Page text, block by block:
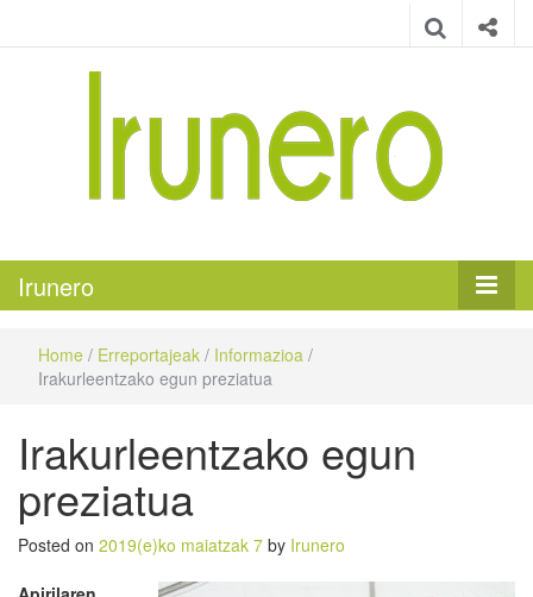
Irunero
Home / Erreportajeak / Informazioa /
Irakurleentzako egun preziatua
Irakurleentzako egun
preziatua
Posted on 2019(e)ko maiatzak 7 by Irunero